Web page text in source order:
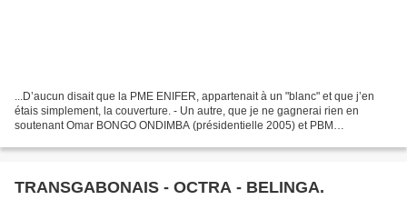
...D’aucun disait que la PME ENIFER, appartenait à un "blanc" et que j’en
étais simplement, la couverture. - Un autre, que je ne gagnerai rien en
soutenant Omar BONGO ONDIMBA (présidentielle 2005) et PBM
TRANSGABONAIS - OCTRA - BELINGA.